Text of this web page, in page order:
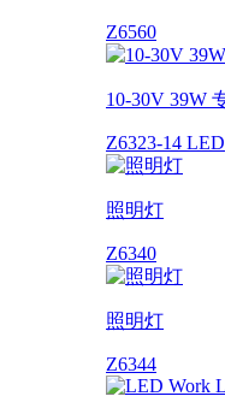
Z6560
10-30V 39W
Z6323-14 LED
照明灯
Z6340
照明灯
Z6344